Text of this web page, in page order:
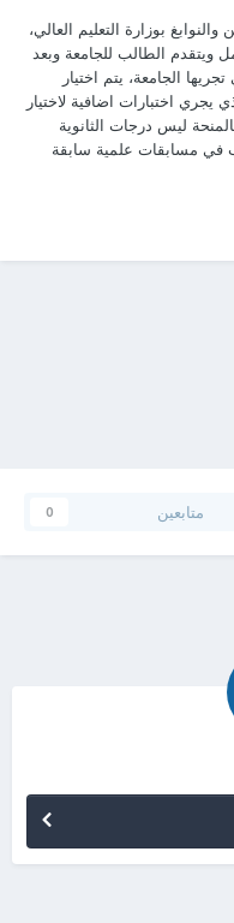
بوزارة التعليم العالي،
ويتقدم الطالب للجامعة وبعد
الجامعة، يتم اختيار
يجري اختبارات اضافية لاختيار
ليس درجات الثانوية
في مسابقات علمية سابقة
متابعين 0